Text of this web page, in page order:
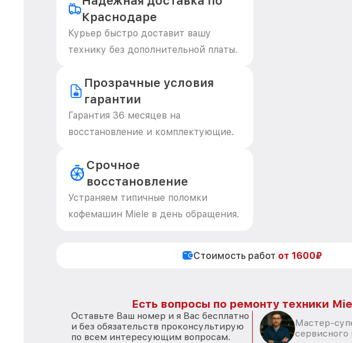
Краснодаре
Курьер быстро доставит вашу
технику без дополнительной платы.
Прозрачные условия
гарантии
Гарантия 36 месяцев на
восстановление и комплектующие.
Срочное
восстановление
Устраняем типичные поломки
кофемашин Miele в день обращения.
Стоимость работ от 1600₽
Есть вопросы по ремонту техники
Оставьте Ваш номер и я Вас бесплатно
и без обязательств проконсультирую
по всем интересующим вопросам.
Мастер-
сервисного